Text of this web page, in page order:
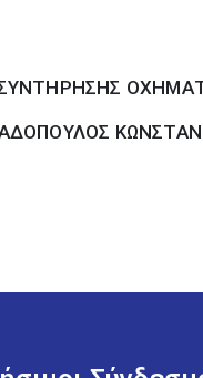
ΣΥΝΤΗΡΗΣΗΣ